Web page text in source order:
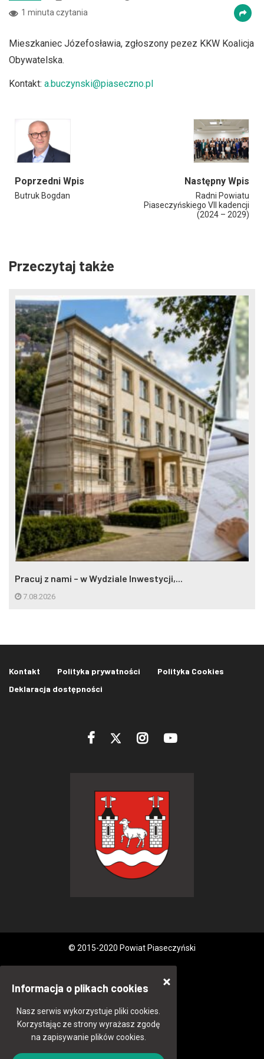
1 minuta czytania
Mieszkaniec Józefosławia, zgłoszony pezez KKW Koalicja
Obywatelska.
Kontakt: a.buczynski@piaseczno.pl
Poprzedni Wpis
Butruk Bogdan
Następny Wpis
Radni Powiatu
Piaseczyńskiego VII kadencji
(2024 – 2029)
Przeczytaj także
Pracuj z nami – w Wydziale Inwestycji,...
7.08.2026
Kontakt Polityka prywatności
Polityka Cookies
Deklaracja dostępności
© 2015-2020 Powiat Piaseczyński
Informacja o plikach cookies
Nasz serwis wykorzystuje pliki cookies.
Korzystając ze strony wyrażasz zgodę
na zapisywanie plików cookies.